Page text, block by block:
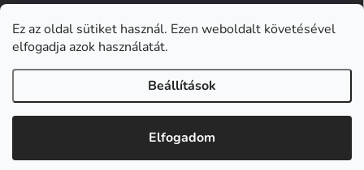
Ez az oldal sütiket használ. Ezen weboldalt követésével
elfogadja azok használatát.
Beállítások
Elfogadom
Earplugs.cz Earplugs.sk
Earplugs.at Earplugs.ro Lunesto.cz
Earplugs.hu . Minden jog fenntartva.